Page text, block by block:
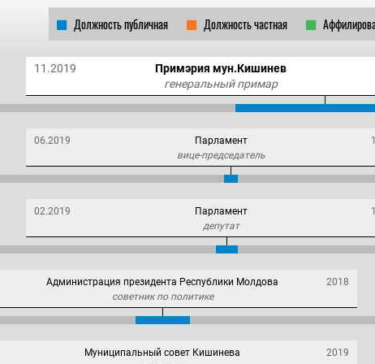
Должность частная
Должность публичная
11.2019
Примэрия мун.Кишинев
генеральный примар
06.2019 Парламент
вице-председатель
02.2019 Парламент
депутат
Администрация президента Республики Молдова
2018
советник по политике
Муниципальный совет Кишинева
2019